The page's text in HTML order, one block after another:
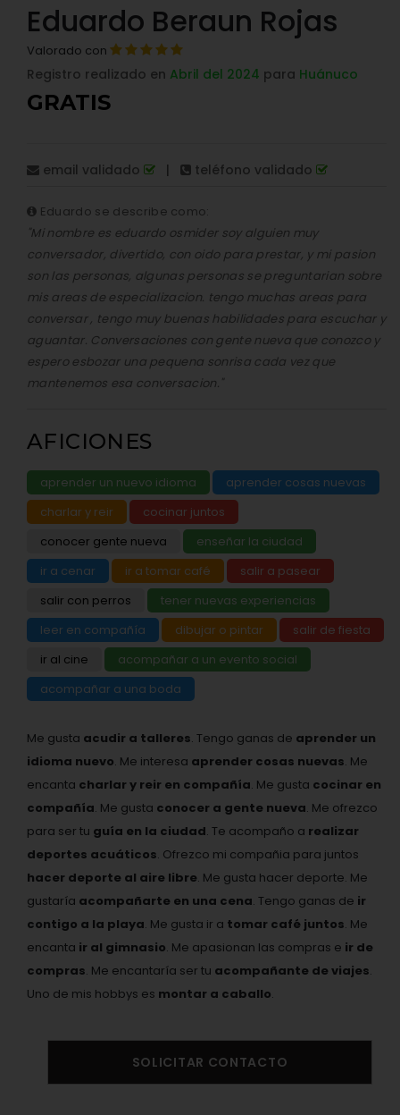
Eduardo Beraun Rojas
Valorado con
Registro realizado en Abril del 2024 para Huánuco
GRATIS
email validado | teléfono validado
Eduardo se describe como:
"Mi nombre es eduardo osmider soy alguien muy
conversador, divertido, con oido para prestar, y mi pasion
son las personas, algunas personas se preguntarian sobre
mis areas de especializacion. tengo muchas areas para
conversar , tengo muy buenas habilidades para escuchar y
aguantar. Conversaciones con gente nueva que conozco y
espero esbozar una pequena sonrisa cada vez que
mantenemos esa conversacion."
AFICIONES
aprender un nuevo idioma
aprender cosas nuevas
charlar y reir
cocinar juntos
conocer gente nueva
enseñar la ciudad
ir a cenar
ir a tomar café
salir a pasear
salir con perros
tener nuevas experiencias
leer en compañía
dibujar o pintar
salir de fiesta
ir al cine
acompañar a un evento social
acompañar a una boda
Me gusta acudir a talleres. Tengo ganas de aprender un
idioma nuevo. Me interesa aprender cosas nuevas. Me
encanta charlar y reir en compañía. Me gusta cocinar en
compañía. Me gusta conocer a gente nueva. Me ofrezco
para ser tu guía en la ciudad. Te acompaño a realizar
deportes acuáticos. Ofrezco mi compañia para juntos
hacer deporte al aire libre. Me gusta hacer deporte. Me
gustaría acompañarte en una cena. Tengo ganas de ir
contigo a la playa. Me gusta ir a tomar café juntos. Me
encanta ir al gimnasio. Me apasionan las compras e ir de
compras. Me encantaría ser tu acompañante de viajes.
Uno de mis hobbys es montar a caballo.
SOLICITAR CONTACTO